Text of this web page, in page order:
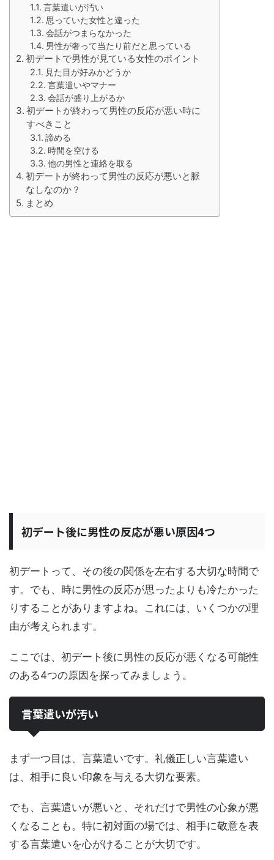
言葉遣いが汚い
思っていた女性と違った
会話がつまらなかった
男性が奢って当たり前だと思っている
初デートで男性が見ている女性のポイント
見た目が好みかどうか
言葉遣いやマナー
会話が盛り上がるか
初デートが終わって男性の反応が悪い時に
すべきこと
諦める
時間を空ける
他の男性と連絡を取る
初デートが終わって男性の反応が悪いと脈
なしなのか？
まとめ
初デート後に男性の反応が悪い原因4つ
初デートって、その後の関係を左右する大切な時間で
す。でも、時に男性の反応が思ったよりも冷たかった
りすることがありますよね。これには、いくつかの理
由が考えられます。
ここでは、初デート後に男性の反応が悪くなる可能性
のある4つの原因を探ってみましょう。
言葉遣いが汚い
まず一つ目は、言葉遣いです。礼儀正しい言葉遣い
は、相手に良い印象を与える大切な要素。
でも、言葉遣いが悪いと、それだけで男性の心象が悪
くなることも。特に初対面の場では、相手に敬意を表
する言葉遣いを心がけることが大切です。